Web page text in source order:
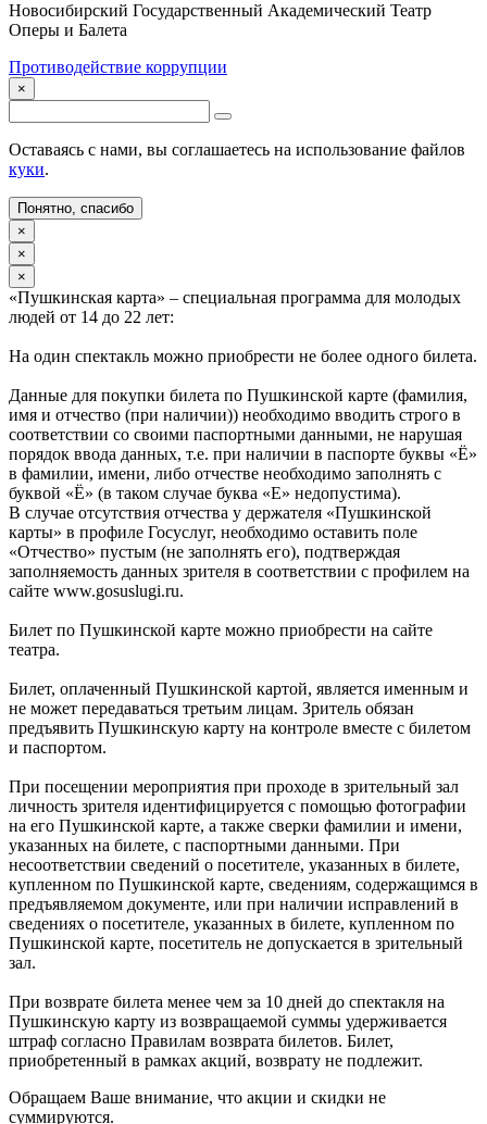
Новосибирский Государственный Академический Театр
Оперы и Балета
Противодействие коррупции
×
Оставаясь с нами, вы соглашаетесь на использование файлов
куки.
Понятно, спасибо
×
×
×
«Пушкинская карта» – специальная программа для молодых
людей от 14 до 22 лет:
На один спектакль можно приобрести не более одного билета.
Данные для покупки билета по Пушкинской карте (фамилия,
имя и отчество (при наличии)) необходимо вводить строго в
соответствии со своими паспортными данными, не нарушая
порядок ввода данных, т.е. при наличии в паспорте буквы «Ё»
в фамилии, имени, либо отчестве необходимо заполнять с
буквой «Ё» (в таком случае буква «Е» недопустима).
В случае отсутствия отчества у держателя «Пушкинской
карты» в профиле Госуслуг, необходимо оставить поле
«Отчество» пустым (не заполнять его), подтверждая
заполняемость данных зрителя в соответствии с профилем на
сайте www.gosuslugi.ru.
Билет по Пушкинской карте можно приобрести на сайте
театра.
Билет, оплаченный Пушкинской картой, является именным и
не может передаваться третьим лицам. Зритель обязан
предъявить Пушкинскую карту на контроле вместе с билетом
и паспортом.
При посещении мероприятия при проходе в зрительный зал
личность зрителя идентифицируется с помощью фотографии
на его Пушкинской карте, а также сверки фамилии и имени,
указанных на билете, с паспортными данными. При
несоответствии сведений о посетителе, указанных в билете,
купленном по Пушкинской карте, сведениям, содержащимся в
предъявляемом документе, или при наличии исправлений в
сведениях о посетителе, указанных в билете, купленном по
Пушкинской карте, посетитель не допускается в зрительный
зал.
При возврате билета менее чем за 10 дней до спектакля на
Пушкинскую карту из возвращаемой суммы удерживается
штраф согласно Правилам возврата билетов. Билет,
приобретенный в рамках акций, возврату не подлежит.
Обращаем Ваше внимание, что акции и скидки не
суммируются.